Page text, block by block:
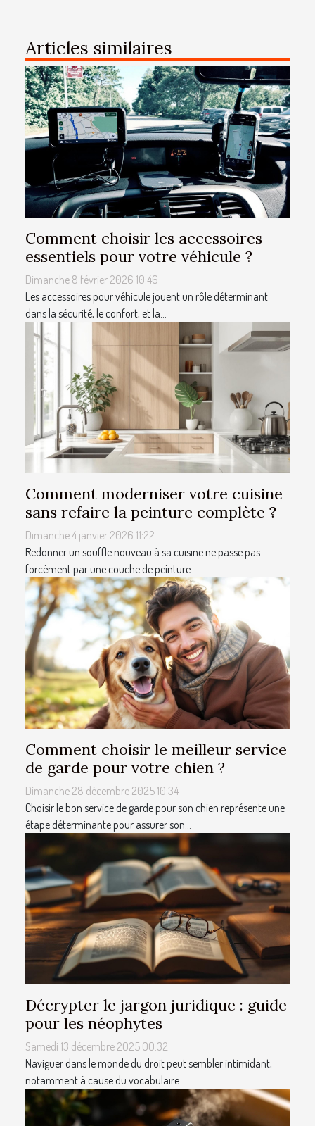
Articles similaires
Comment choisir les accessoires
essentiels pour votre véhicule ?
Dimanche 8 février 2026 10:46
Les accessoires pour véhicule jouent un rôle déterminant
dans la sécurité, le confort, et la...
Comment moderniser votre cuisine
sans refaire la peinture complète ?
Dimanche 4 janvier 2026 11:22
Redonner un souffle nouveau à sa cuisine ne passe pas
forcément par une couche de peinture...
Comment choisir le meilleur service
de garde pour votre chien ?
Dimanche 28 décembre 2025 10:34
Choisir le bon service de garde pour son chien représente une
étape déterminante pour assurer son...
Décrypter le jargon juridique : guide
pour les néophytes
Samedi 13 décembre 2025 00:32
Naviguer dans le monde du droit peut sembler intimidant,
notamment à cause du vocabulaire...